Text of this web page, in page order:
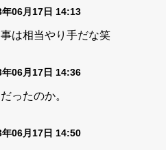
06月17日 14:13
は相当やり手だな笑
06月17日 14:36
ったのか。
06月17日 14:50